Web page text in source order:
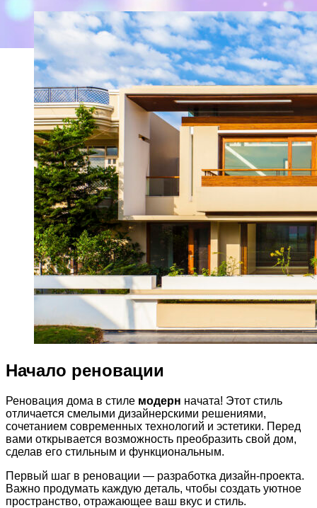
Начало реновации
Реновация дома в стиле модерн начата! Этот стиль
отличается смелыми дизайнерскими решениями,
сочетанием современных технологий и эстетики. Перед
вами открывается возможность преобразить свой дом,
сделав его стильным и функциональным.
Первый шаг в реновации — разработка дизайн-проекта.
Важно продумать каждую деталь, чтобы создать уютное
пространство, отражающее ваш вкус и стиль.